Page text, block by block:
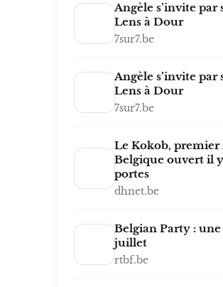
Angèle s’invite par
Lens à Dour
7sur7.be
Angèle s’invite par
Lens à Dour
7sur7.be
Le Kokob,
Belgique ouvert il y
portes
dhnet.be
Belgian Party :
juillet
rtbf.be